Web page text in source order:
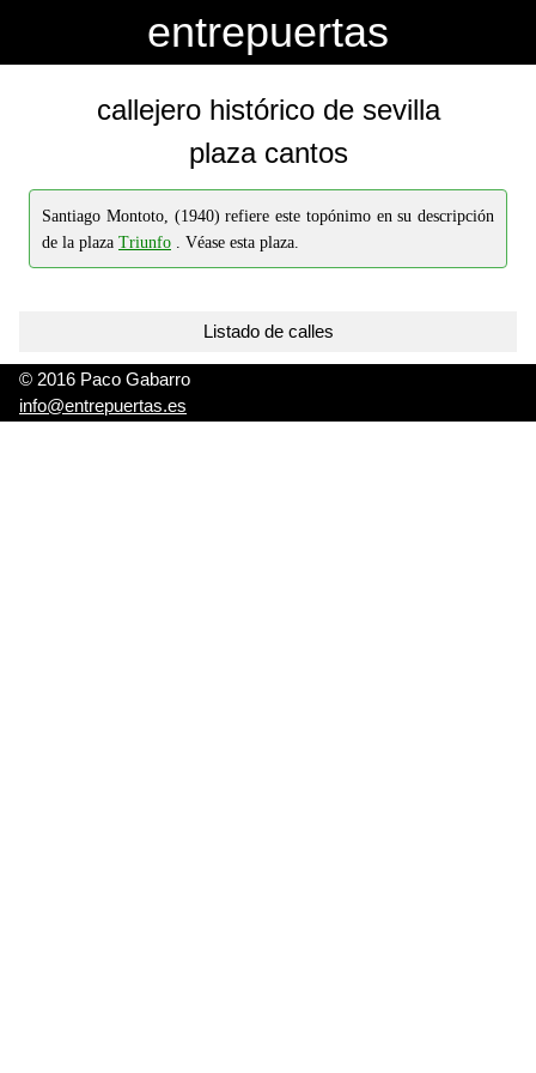
entrepuertas
callejero histórico de sevilla
plaza cantos
Santiago Montoto, (1940) refiere este topónimo en su descripción
de la plaza Triunfo . Véase esta plaza.
Listado de calles
© 2016 Paco Gabarro
info@entrepuertas.es